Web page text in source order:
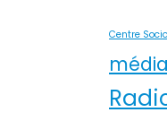
Centre